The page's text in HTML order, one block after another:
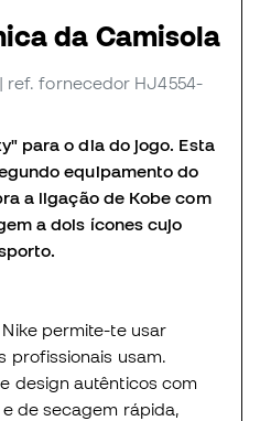
da Camisola
| ref. fornecedor HJ4554-
para o dia do jogo. Esta
equipamento do
a ligação de Kobe com
a dois ícones cujo
permite-te usar
profissionais usam.
design autênticos com
de secagem rápida,